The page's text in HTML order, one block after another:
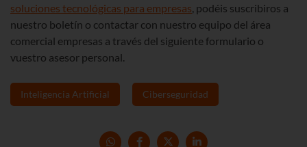
soluciones tecnológicas para empresas, podéis suscribiros a
nuestro boletín o contactar con nuestro equipo del área
comercial empresas a través del siguiente formulario o
vuestro asesor personal.
Inteligencia Artificial Ciberseguridad